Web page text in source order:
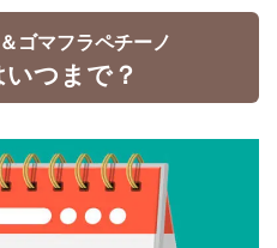
ゴマフラペチーノ
つまで？